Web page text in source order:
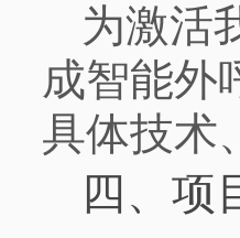
为激活
成智能外
具体技术
四、项